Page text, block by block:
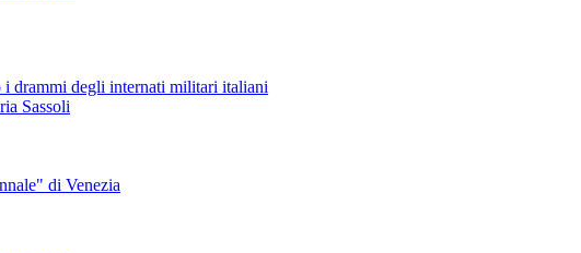
drammi degli internati militari italiani
Sassoli
di Venezia